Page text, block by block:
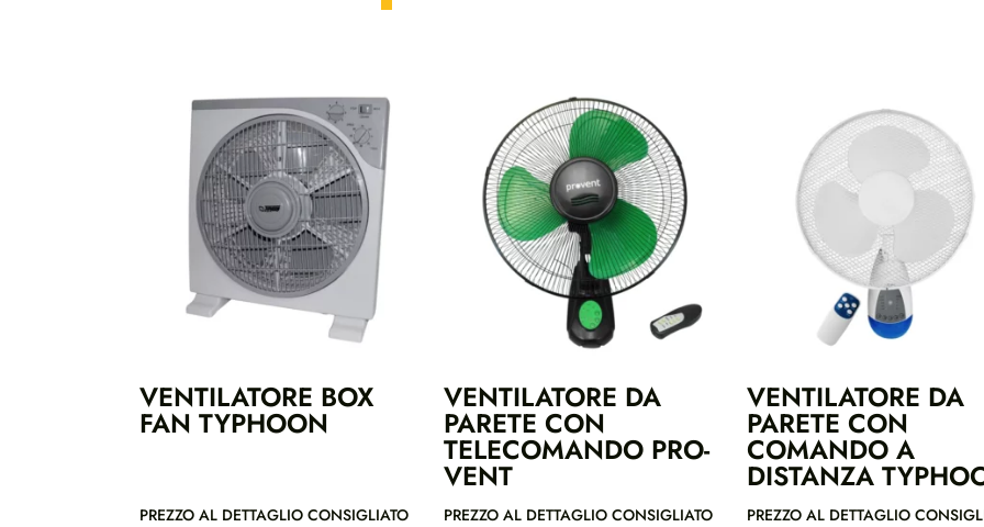
VENTILATORE BOX
FAN TYPHOON
PREZZO AL DETTAGLIO CONSIGLIATO
VENTILATORE DA
PARETE CON
TELECOMANDO PRO-
VENT
PREZZO AL DETTAGLIO CONSIGLIATO
VENTILATORE DA
PARETE CON
COMANDO A
DISTANZA
PREZZO AL DETTAGLIO